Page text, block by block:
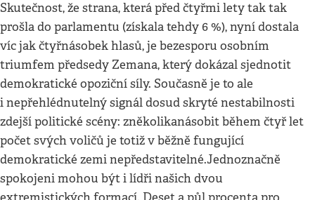
Skutečnost, že strana, která před čtyřmi lety tak tak
prošla do parlamentu (získala tehdy 6 %), nyní dostala
víc jak čtyřnásobek hlasů, je bezesporu osobním
triumfem předsedy Zemana, který dokázal sjednotit
demokratické opoziční síly. Současně je to ale
i nepřehlédnutelný signál dosud skryté nestabilnosti
zdejší politické scény: zněkolikanásobit během čtyř let
počet svých voličů je totiž v běžně fungující
demokratické zemi nepředstavitelné.Jednoznačně
spokojeni mohou být i lídři našich dvou